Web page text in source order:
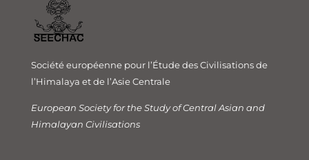
Société européenne pour l’Étude des Civilisations de
l’Himalaya et de l’Asie Centrale
European Society for the Study of Central Asian and
Himalayan Civilisations